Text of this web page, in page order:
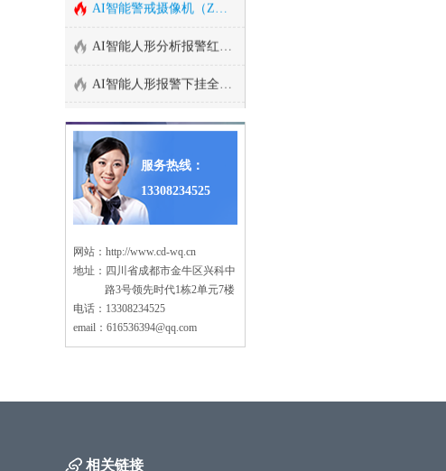
停车场出入口监控管理系
统
大型商场监控系统安装方
案
塔吊机防碰撞安全监测系
老旧小区监控系统工程安
装
高空抛物监控安装方案
智慧车棚安防监控系统安
装
学校监控安装方案
AI智能警戒摄像机（ZA-B69/Q69-3A-I)
AI智能人形分析报警红外半球监控摄像机
AI智能人形报警下挂全彩枪式监控摄像机
AI智能警戒防爆摄像机
萤石1080P200万高清云台网络摄像机
西数紫盘 高速安防监控专用硬盘2T/4T/6T/8T监控录像存储专用
服务热线：
13308234525
网站： http://www.cd-wq.cn
地址：四川省成都市金牛区兴科中
路3号领先时代1栋2单元7楼
电话：13308234525
email：616536394@qq.com
相关链接